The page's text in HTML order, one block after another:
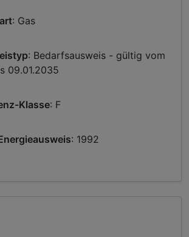
: Gas
: Bedarfsausweis - gültig vom
09.01.2035
Klasse: F
: 1992